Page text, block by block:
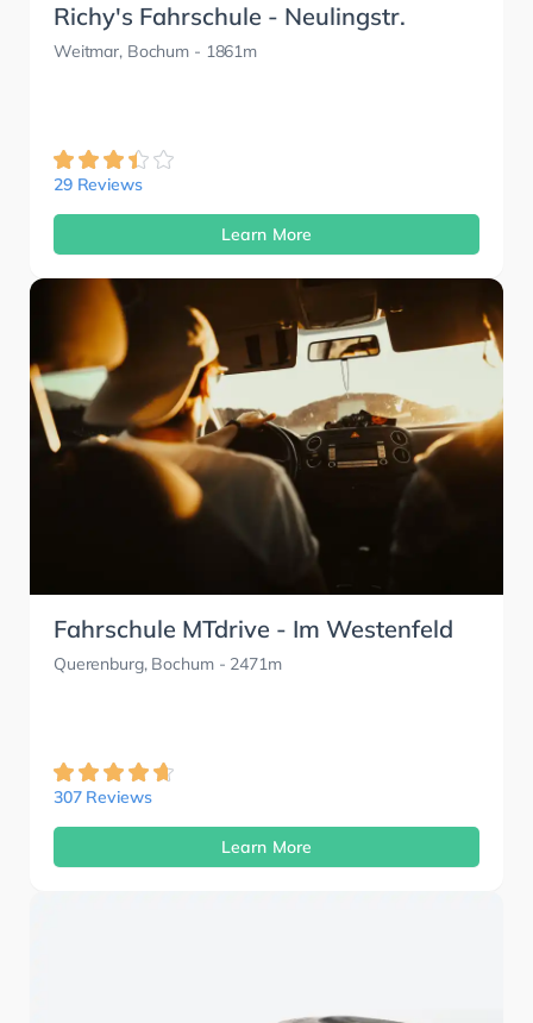
Richy's Fahrschule - Neulingstr.
Weitmar, Bochum - 1861m
29 Reviews
Learn More
Fahrschule MTdrive - Im Westenfeld
Querenburg, Bochum- 2471m
307 Reviews
Learn More